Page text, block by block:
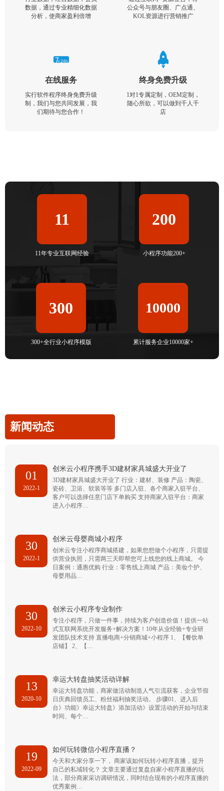
数据，通过专业精细化数据
分析，使商家盈利倍增
公众号与朋友圈、广点通、
KOL资源进行营销推广
在线服务
实行软件程序终身免费升级
制，我们与您共同发展，我
们期待与您合作！
终身免费升级
1对1专属定制，OEM定制，
随心所欲，可以做到千人千
店
11
11年专业互联网经验
200
小程序功能200+
300
300+全行业小程序模版
10000
累计服务企业10000家+
新闻动态
01
2022-1
创米云小程序携手3D建材家具城盛大开业了
3D建材家具城盛大开业了 行业：建材、装修 产品：陶瓷、
瓷砖、卫浴、软装等等 多门店入驻、各个商家入驻平台、
客户可以选择任意门店下单购买 支持商家入驻平台：商家
进入小程序…
30
2022-1
创米云母婴商城小程序
创米云专注小程序商城搭建，如果您想做个小程序，只需提
供营业执照，只需两三天即帮您可上线您的线上商城。 今
日案例：通惠优购 行业：零售线上商城 产品：美妆个护、
母婴用品…
30
2022-10
创米云小程序专业制作
专注小程序，只做一件事，持续为客户创造价值！提供一站
式互联网系统开发服务+解决方案！10年从业经验+专业研
发团队技术支持 直播电商+分销商城+小程序 1、【餐饮单
店铺】 2、【…
13
2020-10
幸运大转盘抽奖活动详解
幸运大转盘功能，商家做活动制造人气引流获客，企业节假
日庆典回馈员工、粉丝福利抽奖活动。 步骤01、进入后
台》功能》幸运大转盘》添加活动》设置活动的开始与结束
时间、每个…
19
2022-09
如何玩转微信小程序直播？
今天和大家分享一下， 商家该如何玩转小程序直播，提升
自己的私域转化？ 文章主要通过复盘自家小程序直播的玩
法，部分商家采访调研情况，同时结合现有的小程序直播的
优秀案例…